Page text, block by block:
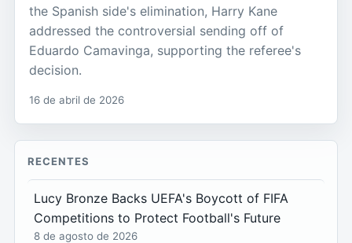
the Spanish side's elimination, Harry Kane
addressed the controversial sending off of
Eduardo Camavinga, supporting the referee's
decision.
16 de abril de 2026
RECENTES
Lucy Bronze Backs UEFA's Boycott of FIFA
Competitions to Protect Football's Future
8 de agosto de 2026